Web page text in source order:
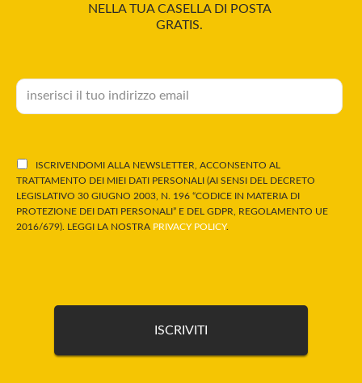
NELLA TUA CASELLA DI POSTA
GRATIS.
ISCRIVENDOMI ALLA NEWSLETTER, ACCONSENTO AL
TRATTAMENTO DEI MIEI DATI PERSONALI (AI SENSI DEL DECRETO
LEGISLATIVO 30 GIUGNO 2003, N. 196 “CODICE IN MATERIA DI
PROTEZIONE DEI DATI PERSONALI” E DEL GDPR, REGOLAMENTO UE
2016/679). LEGGI LA NOSTRA PRIVACY POLICY.